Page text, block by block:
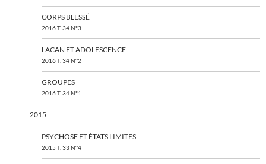
CORPS BLESSÉ
2016 T. 34 N°3
LACAN ET ADOLESCENCE
2016 T. 34 N°2
GROUPES
2016 T. 34 N°1
2015
PSYCHOSE ET ÉTATS LIMITES
2015 T. 33 N°4